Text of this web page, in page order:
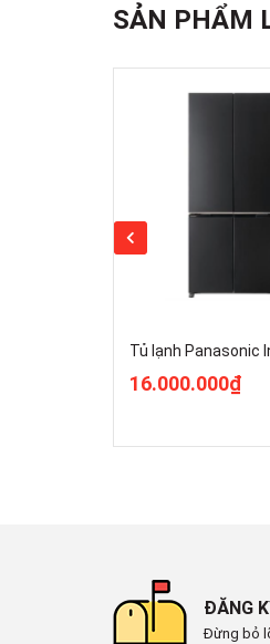
Ống dẫn gas
Năm ra mắt:
2021
Sản xuất tại:
Việt Nam
Mức tiêu thụ điện
Cảm biến thông
SẢN PHẨM
16.000.000₫
ĐĂNG
Đừng bỏ